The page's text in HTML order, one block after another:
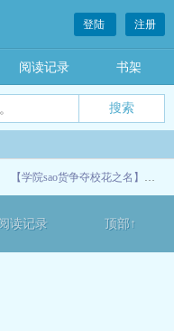
登陆 注册
阅读记录 书架
【学院sao货争夺校花之名】（1-6）
读记录 顶部↑